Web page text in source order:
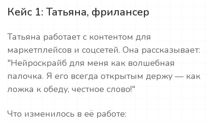
Кейс 1: Татьяна, фрилансер
Татьяна работает с контентом для
маркетплейсов и соцсетей. Она рассказывает:
"Нейроскрайб для меня как волшебная
палочка. Я его всегда открытым держу — как
ложка к обеду, честное слово!"
Что изменилось в её работе: